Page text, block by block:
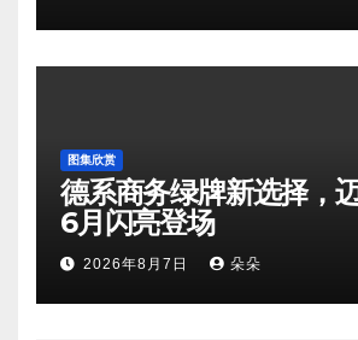
图集欣赏
德系商务绿牌新选择，
6月闪亮登场
2026年8月7日 朵朵